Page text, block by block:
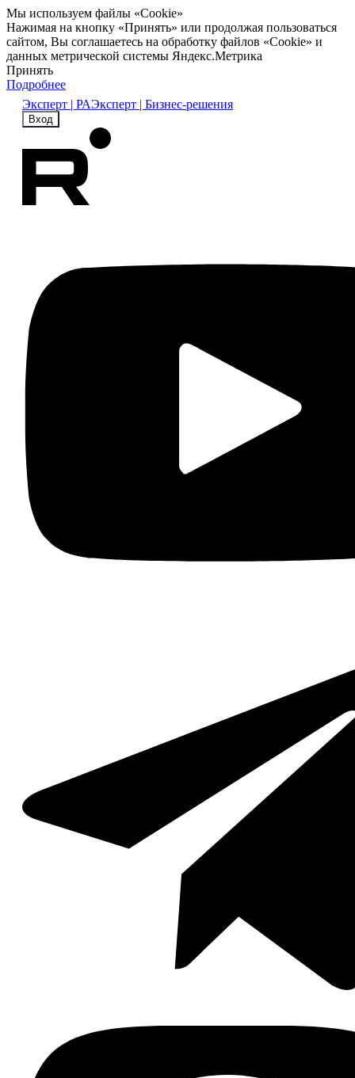
Мы используем файлы «Cookie»
Нажимая на кнопку «Принять» или продолжая пользоваться
сайтом, Вы соглашаетесь на обработку файлов «Cookie» и
данных метрической системы Яндекс.Метрика
Принять
Подробнее
Эксперт | РАЭксперт | Бизнес-решения
Вход